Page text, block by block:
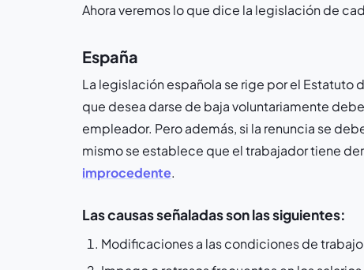
Ahora veremos lo que dice la legislación de
España
La legislación española se rige por el Estatuto
que desea darse de baja voluntariamente
empleador. Pero además, si la renuncia se
mismo se establece que el trabajador tiene
improcedente.
Las causas señaladas son las siguientes:
Modificaciones a las condiciones de